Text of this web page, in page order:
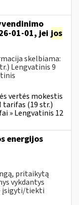
01-01, jei jos
skelbiama:
Lengvatinis 9
vertės mokestis
tarifas (19 str.)
» Lengvatinis 12
energijos
pritaikytą
vykdantys
įsigyti/tiekti